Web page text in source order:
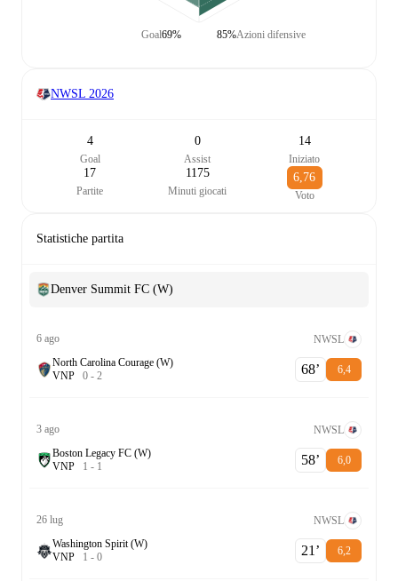
Goal69% Azioni difensive
85%
NWSL 2026
4
Goal
0
Assist
14
Iniziato
17
Partite
1175
Minuti giocati
6,76
Voto
Statistiche partita
Denver Summit FC (W)
6 ago
NWSL
North Carolina Courage (W)
VNP 0 - 2 68‎’‎ 6,4
3 ago
NWSL
Boston Legacy FC (W)
VNP 1 - 1 58‎’‎ 6,0
26 lug
NWSL
Washington Spirit (W)
VNP 1 - 0 21‎’‎ 6,2